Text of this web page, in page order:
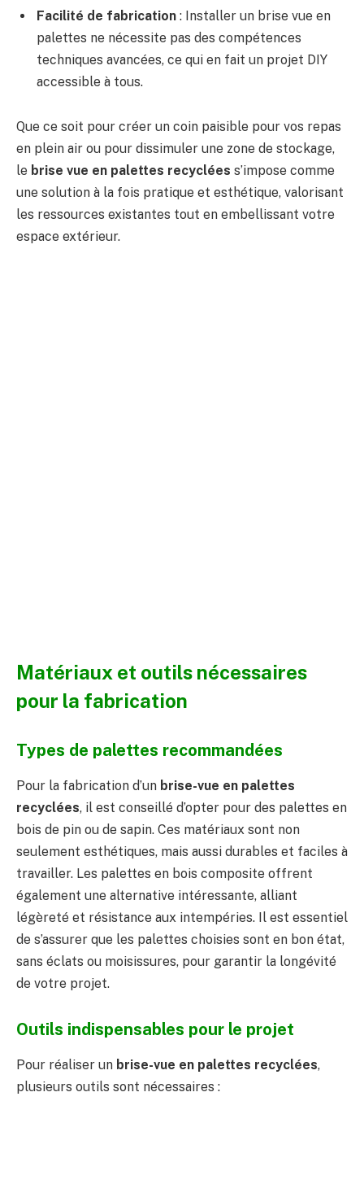
Facilité de fabrication : Installer un brise vue en
palettes ne nécessite pas des compétences
techniques avancées, ce qui en fait un projet DIY
accessible à tous.
Que ce soit pour créer un coin paisible pour vos repas
en plein air ou pour dissimuler une zone de stockage,
le brise vue en palettes recyclées s’impose comme
une solution à la fois pratique et esthétique, valorisant
les ressources existantes tout en embellissant votre
espace extérieur.
Matériaux et outils nécessaires
pour la fabrication
Types de palettes recommandées
Pour la fabrication d’un brise-vue en palettes
recyclées, il est conseillé d’opter pour des palettes en
bois de pin ou de sapin. Ces matériaux sont non
seulement esthétiques, mais aussi durables et faciles à
travailler. Les palettes en bois composite offrent
également une alternative intéressante, alliant
légèreté et résistance aux intempéries. Il est essentiel
de s’assurer que les palettes choisies sont en bon état,
sans éclats ou moisissures, pour garantir la longévité
de votre projet.
Outils indispensables pour le projet
Pour réaliser un brise-vue en palettes recyclées,
plusieurs outils sont nécessaires :